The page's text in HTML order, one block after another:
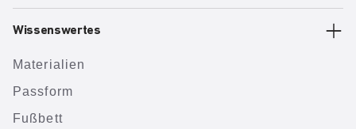
Wissenswertes
Materialien
Passform
Fußbett